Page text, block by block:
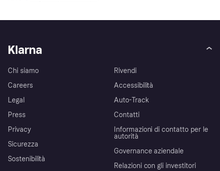
Klarna
Chi siamo
Careers
Legal
Press
Privacy
Sicurezza
Sostenibilità
Rivendi
Accessibilità
Auto-Track
Contatti
Informazioni di contatto per le
autorità
Governance aziendale
Relazioni con gli investitori